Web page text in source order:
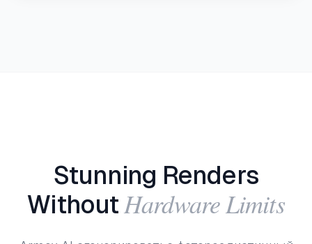
Stunning Renders
WithoutHardware Limits